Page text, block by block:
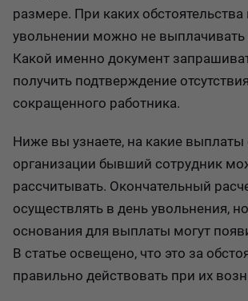
размере. При каких обстоятельства
увольнении можно не
Какой именно документ
получить подтверждение
сокращенного работника.
Ниже вы узнаете, на какие
организации бывший сотрудник
рассчитывать. Окончательный
осуществлять в день увольнения,
основания для выплаты могут
В статье освещено, что это за
правильно действовать при их